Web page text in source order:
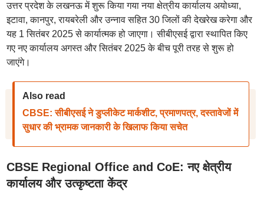
उत्तर प्रदेश के लखनऊ में शुरू किया गया नया क्षेत्रीय कार्यालय अयोध्या,
इटावा, कानपुर, रायबरेली और उन्नाव सहित 30 जिलों की देखरेख करेगा और
यह 1 सितंबर 2025 से कार्यात्मक हो जाएगा। सीबीएसई द्वारा स्थापित किए
गए नए कार्यालय अगस्त और सितंबर 2025 के बीच पूरी तरह से शुरू हो
जाएंगे।
Also read
CBSE: सीबीएसई ने डुप्लीकेट मार्कशीट, प्रमाणपत्र, दस्तावेजों में
सुधार की भ्रामक जानकारी के खिलाफ किया सचेत
CBSE Regional Office and CoE: नए क्षेत्रीय
कार्यालय और उत्कृष्टता केंद्र